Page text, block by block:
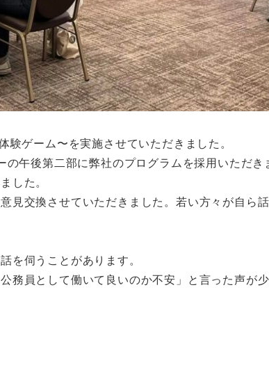
ゲーム〜を実施させていただきました。
午後第二部に弊社のプログラムを採用いただ
した。
交換させていただきました。若い方々が自ら
を伺うことがあります。
員として働いて良いのか不安」と言った声が少